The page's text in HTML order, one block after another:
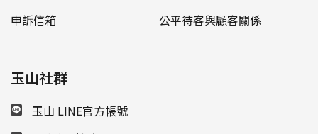
申訴信箱
公平待客與顧客關係
玉山社群
玉山 LINE官方帳號